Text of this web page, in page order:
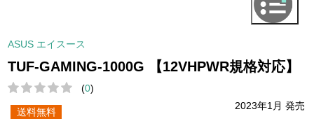
ASUS エイスース
TUF-GAMING-1000G 【12VHPWR規格対応】
(0)
2023年1月 発売
送料無料